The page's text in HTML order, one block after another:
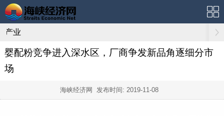
产业
婴配粉竞争进入深水区，厂商争发新品角逐细分市
场
海峡经济网 发布时间: 2019-11-08